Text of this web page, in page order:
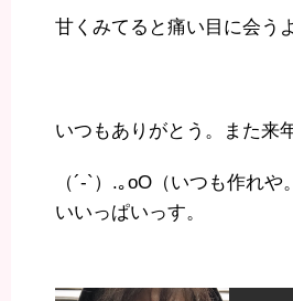
甘くみてると痛い目に会う
いつもありがとう。また来
（´-`）.｡oO（いつも作れ
いいっぱいっす。